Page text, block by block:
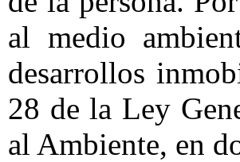
al medio
desarrollos
28 de la Ley
al Ambiente, en